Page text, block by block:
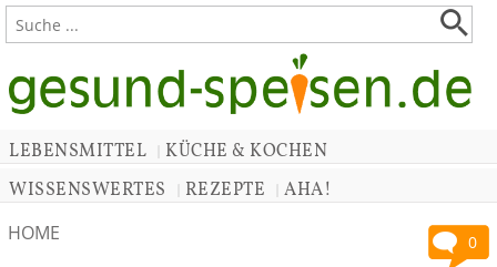
LEBENSMITTEL
KÜCHE & KOCHEN
WISSENSWERTES
REZEPTE AHA!
0
HOME